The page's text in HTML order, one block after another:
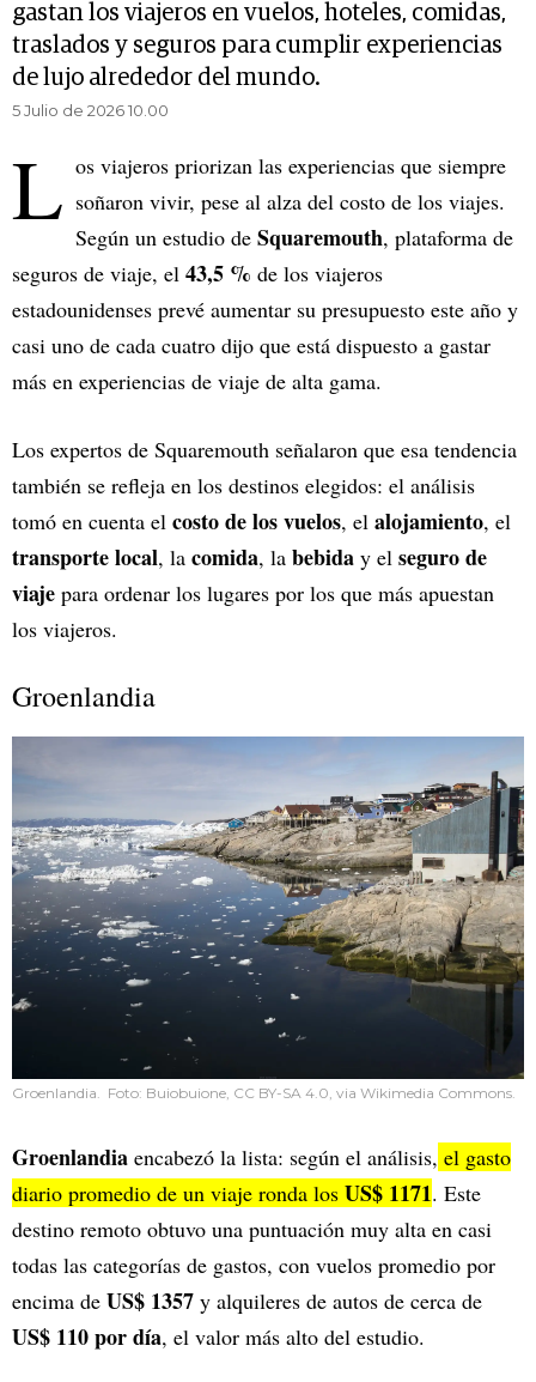
gastan los viajeros en vuelos, hoteles, comidas,
traslados y seguros para cumplir experiencias
de lujo alrededor del mundo.
5 Julio de 2026 10.00
L os viajeros priorizan las experiencias que siempre
soñaron vivir, pese al alza del costo de los viajes.
Según un estudio de Squaremouth, plataforma de
seguros de viaje, el 43,5 % de los viajeros
estadounidenses prevé aumentar su presupuesto este año y
casi uno de cada cuatro dijo que está dispuesto a gastar
más en experiencias de viaje de alta gama.
Los expertos de Squaremouth señalaron que esa tendencia
también se refleja en los destinos elegidos: el análisis
tomó en cuenta el costo de los vuelos, el alojamiento, el
transporte local, la comida, la bebida y el seguro de
viaje para ordenar los lugares por los que más apuestan
los viajeros.
Groenlandia
Groenlandia. Foto: Buiobuione, CC BY-SA 4.0, via Wikimedia Commons.
Groenlandia encabezó la lista: según el análisis, el gasto
diario promedio de un viaje ronda los US$ 1171. Este
destino remoto obtuvo una puntuación muy alta en casi
todas las categorías de gastos, con vuelos promedio por
encima de US$ 1357 y alquileres de autos de cerca de
US$ 110 por día, el valor más alto del estudio.